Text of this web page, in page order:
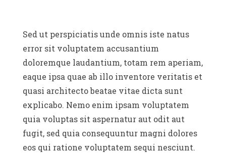
Sed ut perspiciatis unde omnis iste natus
error sit voluptatem accusantium
doloremque laudantium, totam rem aperiam,
eaque ipsa quae ab illo inventore veritatis et
quasi architecto beatae vitae dicta sunt
explicabo. Nemo enim ipsam voluptatem
quia voluptas sit aspernatur aut odit aut
fugit, sed quia consequuntur magni dolores
eos qui ratione voluptatem sequi nesciunt.